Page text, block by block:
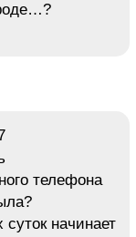
телефона
начинает